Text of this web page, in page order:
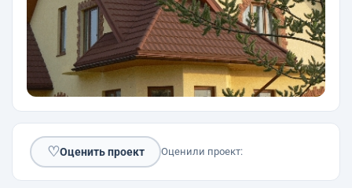
♡Оценить проект Оценили проект: